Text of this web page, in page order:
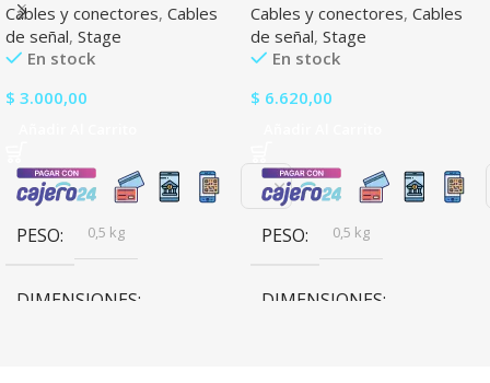
Cables y conectores, Cables
de señal, Stage
En stock
$ 3.000,00
PESO 0,5 kg
DIMENSIONES
Cables y conectores, Cables
de señal, Stage
En stock
$ 6.620,00
PESO 0,5 kg
DIMENSIONES